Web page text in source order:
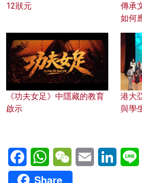
12狀元
傳承
如何
《功夫女足》中隱藏的教育
啟示
港大
與學
FacebookWhatsAppWeChatEmail
Share